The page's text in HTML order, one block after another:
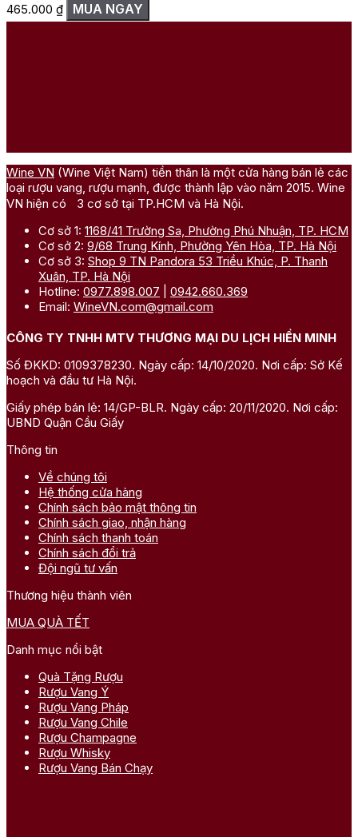
465.000 ₫ MUA NGAY
Wine VN (Wine Việt Nam) tiền thân là một cửa hàng bán lẻ các
loại rượu vang, rượu mạnh, được thành lập vào năm 2015. Wine
VN hiện có 3 cơ sở tại TP.HCM và Hà Nội.
Cơ sở 1: 1168/41 Trường Sa, Phường Phú Nhuận, TP. HCM
Cơ sở 2: 9/68 Trung Kính, Phường Yên Hòa, TP. Hà Nội
Cơ sở 3: Shop 9 TN Pandora 53 Triều Khúc, P. Thanh
Xuân, TP. Hà Nội
Hotline: 0977.898.007
0942.660.369
Email: WineVN.com@gmail.com
CÔNG TY TNHH MTV THƯƠNG MẠI DU LỊCH HIỀN MINH
Số ĐKKD: 0109378230. Ngày cấp: 14/10/2020. Nơi cấp: Sở Kế
hoạch và đầu tư Hà Nội.
Giấy phép bán lẻ: 14/GP-BLR. Ngày cấp: 20/11/2020. Nơi cấp:
UBND Quận Cầu Giấy
Thông tin
Về chúng tôi
Hệ thống cửa hàng
Chính sách bảo mật thông tin
Chính sách giao, nhận hàng
Chính sách thanh toán
Chính sách đổi trả
Đội ngũ tư vấn
Thương hiệu thành viên
MUA QUÀ TẾT
Danh mục nổi bật
Quà Tặng Rượu
Rượu Vang Ý
Rượu Vang Pháp
Rượu Vang Chile
Rượu Champagne
Rượu Whisky
Rượu Vang Bán Chạy